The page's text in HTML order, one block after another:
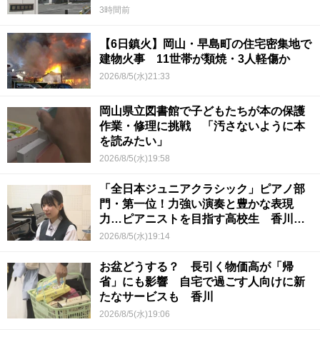
い
3時間前
【6日鎮火】岡山・早島町の住宅密集地で
建物火事 11世帯が類焼・3人軽傷か
2026/8/5(水)21:33
岡山県立図書館で子どもたちが本の保護
作業・修理に挑戦 「汚さないように本
を読みたい」
2026/8/5(水)19:58
「全日本ジュニアクラシック」ピアノ部
門・第一位！力強い演奏と豊かな表現
力…ピアニストを目指す高校生 香川
【青春のキセキ】
2026/8/5(水)19:14
お盆どうする？ 長引く物価高が「帰
省」にも影響 自宅で過ごす人向けに新
たなサービスも 香川
2026/8/5(水)19:06